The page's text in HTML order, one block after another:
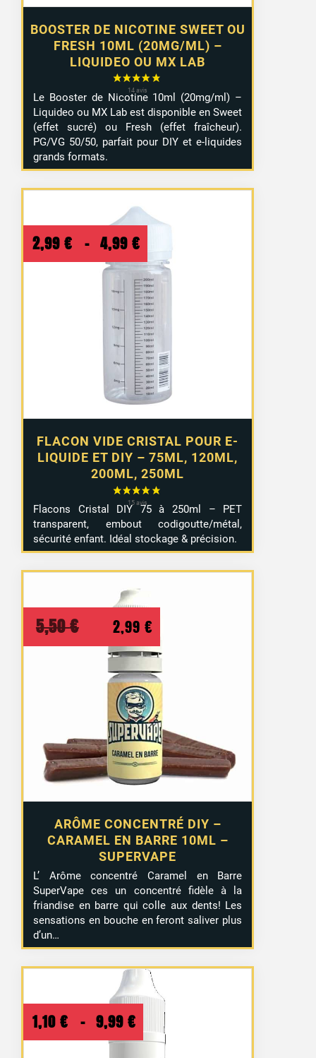
BOOSTER DE NICOTINE SWEET OU
FRESH 10ML (20MG/ML) –
LIQUIDEO OU MX LAB
Le Booster de Nicotine 10ml (20mg/ml) –
Liquideo ou MX Lab est disponible en Sweet
(effet sucré) ou Fresh (effet fraîcheur).
PG/VG 50/50, parfait pour DIY et e-liquides
grands formats.
FLACON VIDE CRISTAL POUR E-
LIQUIDE ET DIY – 75ML, 120ML,
200ML, 250ML
2,99 € – 4,99 €
de
prix :
2,99 €
à
4,99 €
Flacons Cristal DIY 75 à 250ml – PET
transparent, embout codigoutte/métal,
sécurité enfant. Idéal stockage & précision.
ARÔME CONCENTRÉ DIY –
CARAMEL EN BARRE 10ML –
SUPERVAPE
5,50€
Le
prix
initial
était :
5,50 €.
2,99 €
prix
actuel
2,99 €.
L’ Arôme concentré Caramel en Barre
SuperVape ces un concentré fidèle à la
friandise en barre qui colle aux dents! Les
sensations en bouche en feront saliver plus
d’un…
1,10 € – 9,99 €
Plage
de